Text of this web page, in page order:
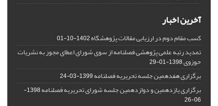
آخرین اخبار
کسب مقام دوم در ارزیابی مقالات پژوهشگاه1402-10-01
تمدید رتبه علمی پژوهشی فصلنامه از سوی شورای اعطای مجوز به نشریات
حوزوی1398-01-29
برگزاری هفدهمین جلسه تحریریه فصلنامه1399-03-24
برگزاری یازدهمین و دوازدهمین جلسه شورای تحریریه فصلنامه
1398-
06-26